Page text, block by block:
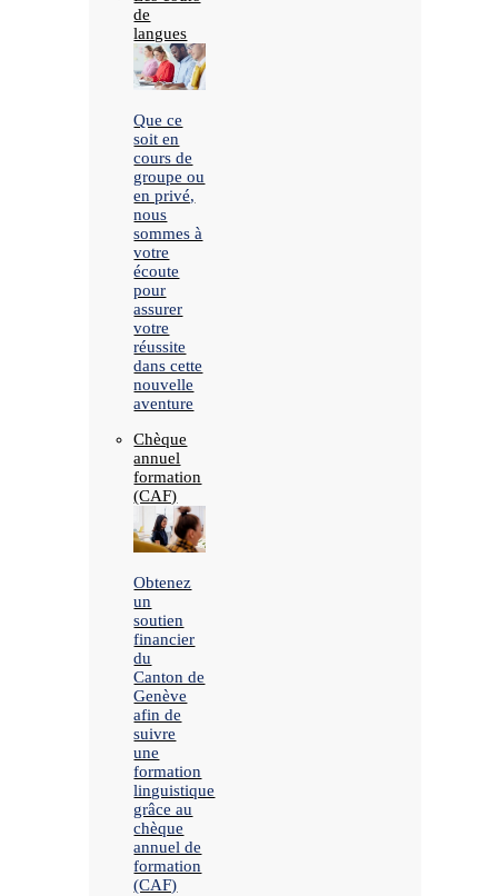
de
langues
Que ce
soit en
cours de
groupe ou
en privé,
nous
sommes à
votre
écoute
pour
assurer
votre
réussite
dans cette
nouvelle
aventure
Chèque
annuel
formation
(CAF)
Obtenez
un
soutien
financier
du
Canton de
Genève
afin de
suivre
une
formation
linguistique
grâce au
chèque
annuel de
formation
(CAF)